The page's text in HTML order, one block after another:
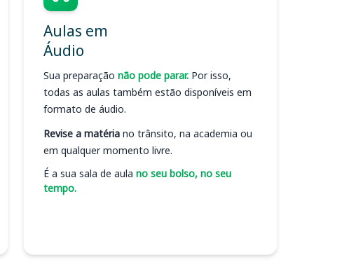
Aulas em
Áudio
Sua preparação não pode parar. Por isso,
todas as aulas também estão disponíveis em
formato de áudio.
Revise a matéria no trânsito, na academia ou
em qualquer momento livre.
É a sua sala de aula no seu bolso, no seu
tempo.